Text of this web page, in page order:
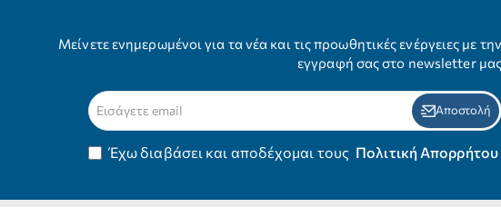
Μείνετε ενημερωμένοι για τα νέα και τις προωθητικές ενέργειες με την
εγγραφή σας στο newsletter μας
Εισάγετε
email
Αποστολή
Έχω διαβάσει και αποδέχομαι τους Πολιτική Απορρήτου